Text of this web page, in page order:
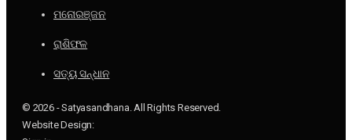
ମନୋରଞ୍ଜନ
ରାଶିଫଳ
ସତ୍ୟ ସନ୍ଧାନ
© 2026 - Satyasandhana. All Rights Reserved.
Website Design: